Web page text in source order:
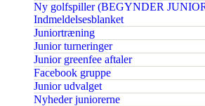
Ny golfspiller (BEGYNDER
Indmeldelsesblanket
Juniortræning
Junior turneringer
Junior greenfee aftaler
Facebook gruppe
Junior udvalget
Nyheder juniorerne